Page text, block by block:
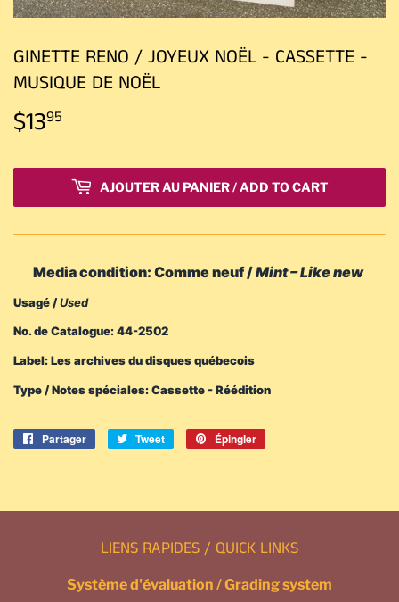
GINETTE RENO / JOYEUX NOËL - CASSETTE -
MUSIQUE DE NOËL
$1395
AJOUTER AU PANIER / ADD TO CART
Media condition: Comme neuf /Mint – Like new
Usagé /Used
No. de Catalogue: 44-2502
Label: Les archives du disques québecois
Type / Notes spéciales: Cassette - Réédition
Partager
PartagerTweet
Tweeter
Épingler
LIENS RAPIDES / QUICK LINKS
Système d'évaluation / Grading system